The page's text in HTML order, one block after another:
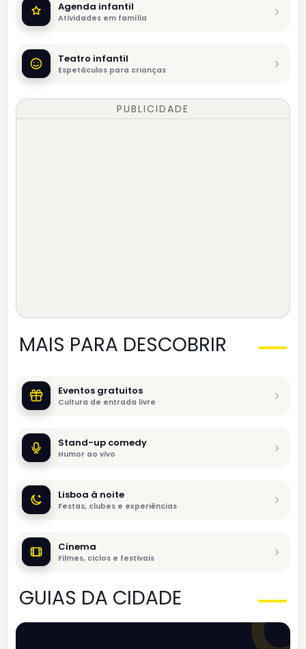
Agenda infantil
Atividades em família
Teatro infantil
Espetáculos para crianças
PUBLICIDADE
MAIS PARA DESCOBRIR
Eventos gratuitos
Cultura de entrada livre
Stand-up comedy
Humor ao vivo
Lisboa à noite
Festas, clubes e experiências
Cinema
Filmes, ciclos e festivais
GUIAS DA CIDADE